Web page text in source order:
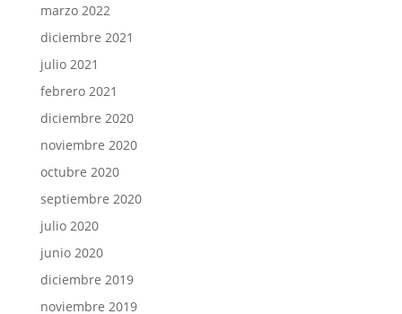
marzo 2022
diciembre 2021
julio 2021
febrero 2021
diciembre 2020
noviembre 2020
octubre 2020
septiembre 2020
julio 2020
junio 2020
diciembre 2019
noviembre 2019